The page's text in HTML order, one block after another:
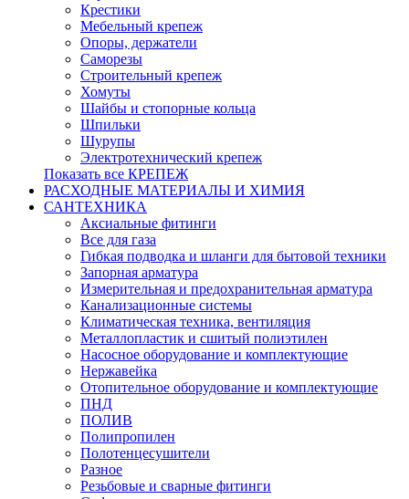
Крестики
Мебельный крепеж
Опоры, держатели
Саморезы
Строительный крепеж
Хомуты
Шайбы и стопорные кольца
Шпильки
Шурупы
Электротехнический крепеж
Показать все КРЕПЕЖ
РАСХОДНЫЕ МАТЕРИАЛЫ И ХИМИЯ
САНТЕХНИКА
Аксиальные фитинги
Все для газа
Гибкая подводка и шланги для бытовой техники
Запорная арматура
Измерительная и предохранительная арматура
Канализационные системы
Климатическая техника, вентиляция
Металлопластик и сшитый полиэтилен
Насосное оборудование и комплектующие
Нержавейка
Отопительное оборудование и комплектующие
ПНД
ПОЛИВ
Полипропилен
Полотенцесушители
Разное
Резьбовые и сварные фитинги